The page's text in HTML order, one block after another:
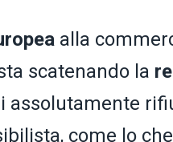
alla
scatenando la
assolutamente
come lo